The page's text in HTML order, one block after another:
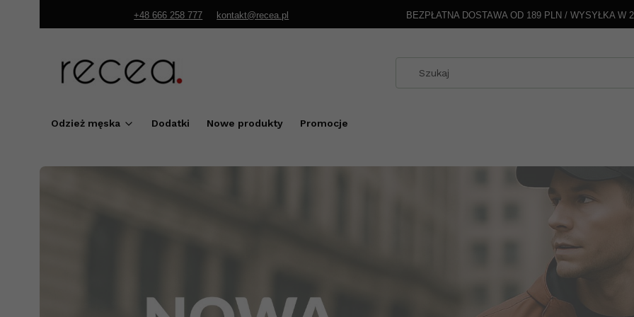
+48 666 258 777 kontakt@recea.pl BEZPŁATNA DOSTAWA OD 189 PLN / WYSYŁKA W
Odzież męska Dodatki Nowe produkty Promocje